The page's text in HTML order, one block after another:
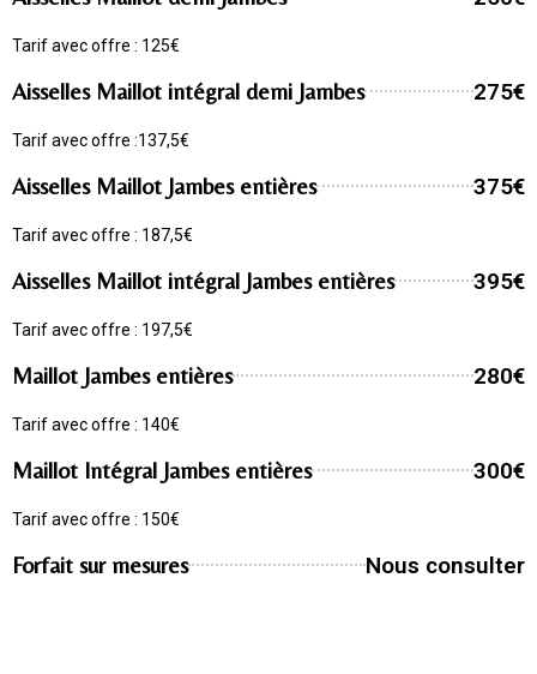
Tarif avec offre : 125€
Aisselles Maillot intégral demi Jambes 275€
Tarif avec offre :137,5€
Aisselles Maillot Jambes entières 375€
Tarif avec offre : 187,5€
Aisselles Maillot intégral Jambes entières 395€
Tarif avec offre : 197,5€
Maillot Jambes entières 280€
Tarif avec offre : 140€
Maillot Intégral Jambes entières 300€
Tarif avec offre : 150€
Forfait sur mesures Nous consulter